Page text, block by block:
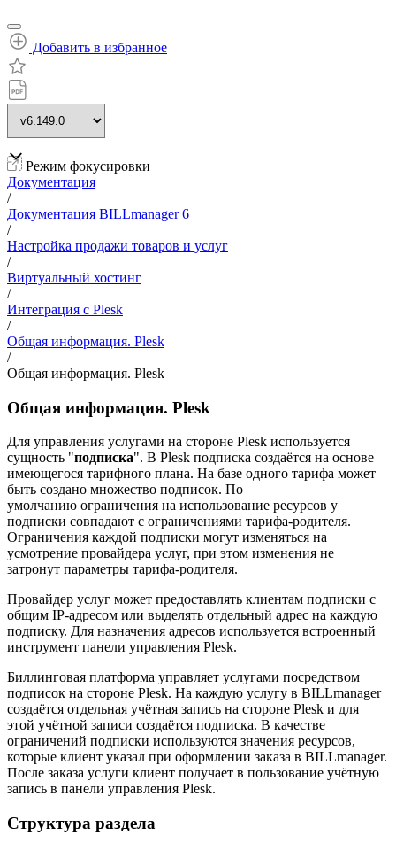
Добавить в избранное
Режим фокусировки
Документация
/
Документация BILLmanager 6
/
Настройка продажи товаров и услуг
/
Виртуальный хостинг
/
Интеграция с Plesk
/
Общая информация. Plesk
/
Общая информация. Plesk
Общая информация. Plesk
Для управления услугами на стороне Plesk используется
сущность "подписка". В Plesk подписка создаётся на основе
имеющегося тарифного плана. На базе одного тарифа может
быть создано множество подписок. По
умолчанию ограничения на использование ресурсов у
подписки совпадают с ограничениями тарифа-родителя.
Ограничения каждой подписки могут изменяться на
усмотрение провайдера услуг, при этом изменения не
затронут параметры тарифа-родителя.
Провайдер услуг может предоставлять клиентам подписки с
общим IP-адресом или выделять отдельный адрес на каждую
подписку. Для назначения адресов используется встроенный
инструмент панели управления Plesk.
Биллинговая платформа управляет услугами посредством
подписок на стороне Plesk. На каждую услугу в BILLmanager
создаётся отдельная учётная запись на стороне Plesk и для
этой учётной записи создаётся подписка. В качестве
ограничений подписки используются значения ресурсов,
которые клиент указал при оформлении заказа в BILLmanager.
После заказа услуги клиент получает в пользование учётную
запись в панели управления Plesk.
Структура раздела